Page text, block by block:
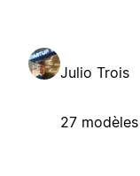
Julio Trois
27 modèles